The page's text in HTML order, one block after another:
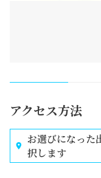
アクセス方法
お選びになった
択します